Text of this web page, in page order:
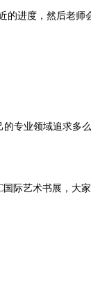
进度，然后老
专业领域追求多
际艺术书展，大